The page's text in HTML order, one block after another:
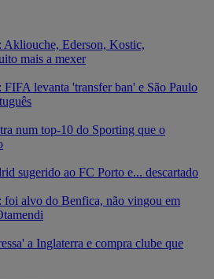
Ederson, Kostic,
mais a mexer
FIFA levanta 'transfer ban' e São Paulo
num top-10 do Sporting que o
sugerido ao FC Porto e... descartado
foi alvo do Benfica, não vingou em
a Inglaterra e compra clube que